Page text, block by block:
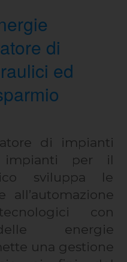
di
ed
di impianti
impianti per il
sviluppa le
all’automazione
con
energie
una gestione